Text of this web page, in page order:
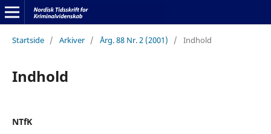
Startside / Arkiver / Årg. 88 Nr. 2 (2001) / Indhold
Indhold
NTfK